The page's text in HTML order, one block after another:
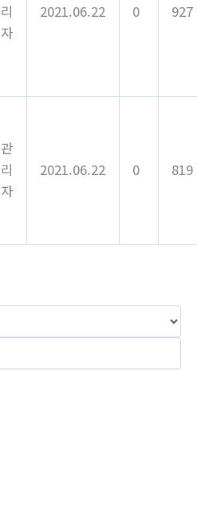
리
자
2021.06.22 0 927
관
리
자
2021.06.22 0 819